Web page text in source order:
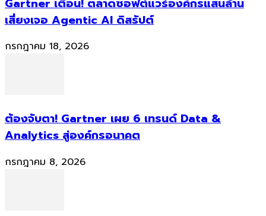
Gartner เตือน! ตลาดซอฟต์แวร์องค์กรแสนล้าน
เสี่ยงเจอ Agentic AI ดิสรัปต์
กรกฎาคม 18, 2026
ต้องจับตา! Gartner เผย 6 เทรนด์ Data &
Analytics สู่องค์กรอนาคต
กรกฎาคม 8, 2026